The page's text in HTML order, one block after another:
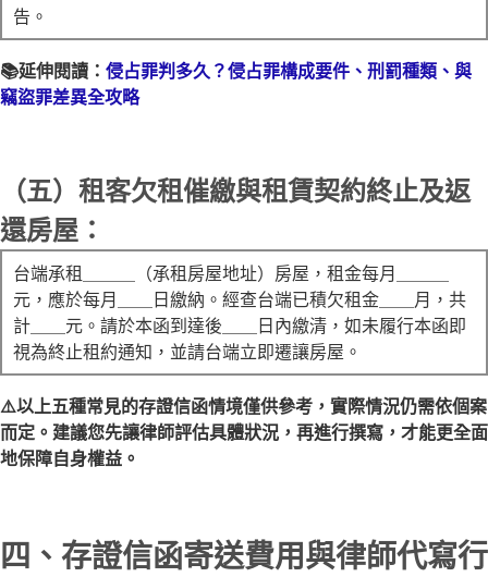
告。
📚延伸閱讀： 侵占罪判多久？侵占罪構成要件、刑罰種類、與
竊盜罪差異全攻略
（五）租客欠租催繳與租賃契約終止及返
還房屋：
台端承租＿＿＿（承租房屋地址）房屋，租金每月＿＿＿
元，應於每月＿＿日繳納。經查台端已積欠租金＿＿月，共
計＿＿元。請於本函到達後＿＿日內繳清，如未履行本函即
視為終止租約通知，並請台端立即遷讓房屋。
⚠️以上五種常見的存證信函情境僅供參考，實際情況仍需依個案
而定。建議您先讓律師評估具體狀況，再進行撰寫，才能更全面
地保障自身權益。
四、存證信函寄送費用與律師代寫行